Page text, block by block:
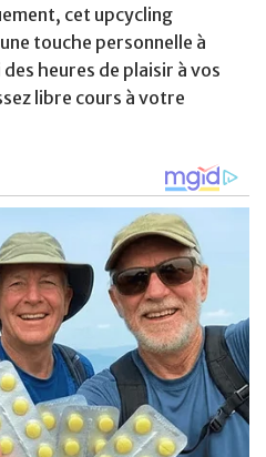
cet upcycling
touche personnelle à
heures de plaisir à vos
libre cours à votre